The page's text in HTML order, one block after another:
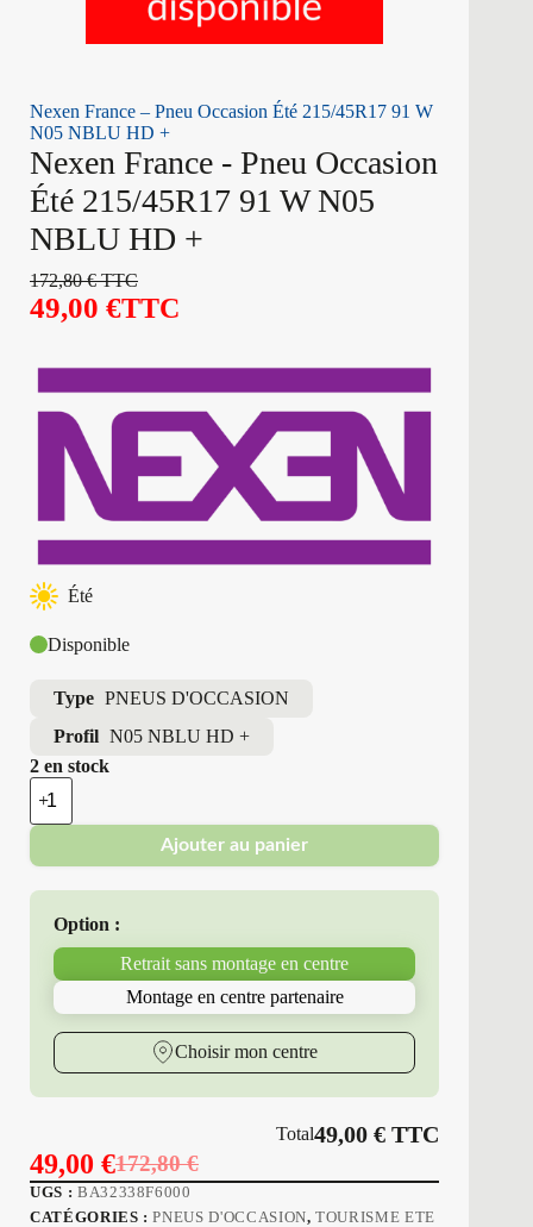
Nexen France – Pneu Occasion Été 215/45R17 91 W
N05 NBLU HD +
Nexen France - Pneu Occasion
Été 215/45R17 91 W N05
NBLU HD +
172,80€TTC
49,00 €TTC
Été
Disponible
Type PNEUS D'OCCASION
Profil N05 NBLU HD +
2 en stock
quantité
de
Nexen
-
Pneu
215/45R17
N05
NBLU
Ajouter au panier
Option :
Retrait sans montage en centre
Montage en centre partenaire
Choisir mon centre
Total49,00€ TTC
172,80€
Le
prix
49,00 €Le
prix
UGS : BA32338F6000
CATÉGORIES :PNEUS D'OCCASION,TOURISME ETE